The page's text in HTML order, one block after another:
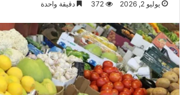
يوليو 2, 2026 372 دقيقة واحدة